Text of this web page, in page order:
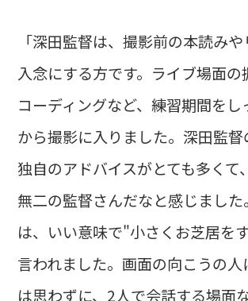
「深田監督は、撮影前の本読み
入念にする方です。ライブ場面の
コーディングなど、練習期間をし
から撮影に入りました。深田監督
独自のアドバイスがとても多くて
無二の監督さんだなと感じました
は、いい意味で"小さくお芝居を
言われました。画面の向こうの人
は思わずに、2人で会話する場面